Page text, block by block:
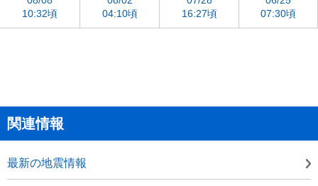
10:32頃
04:10頃
16:27頃
07:30頃
関連情報
最新の地震情報